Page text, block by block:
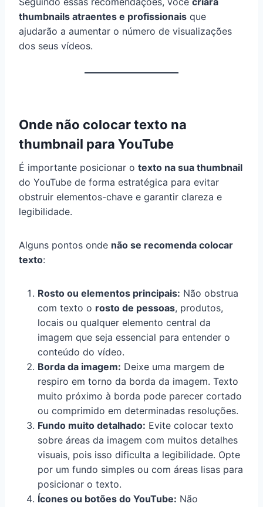
thumbnails atraentes e profissionais que
ajudarão a aumentar o número de visualizações
dos seus vídeos.
Onde não colocar texto na
thumbnail para YouTube
É importante posicionar o texto na sua thumbnail
do YouTube de forma estratégica para evitar
obstruir elementos-chave e garantir clareza e
legibilidade.
Alguns pontos onde não se recomenda colocar
texto:
Rosto ou elementos principais: Não obstrua
com texto o rosto de pessoas, produtos,
locais ou qualquer elemento central da
imagem que seja essencial para entender o
conteúdo do vídeo.
Borda da imagem: Deixe uma margem de
respiro em torno da borda da imagem. Texto
muito próximo à borda pode parecer cortado
ou comprimido em determinadas resoluções.
Fundo muito detalhado: Evite colocar texto
sobre áreas da imagem com muitos detalhes
visuais, pois isso dificulta a legibilidade. Opte
por um fundo simples ou com áreas lisas para
posicionar o texto.
Ícones ou botões do YouTube: Não